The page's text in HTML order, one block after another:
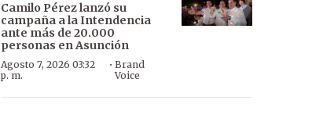
Camilo Pérez lanzó su
campaña a la Intendencia
ante más de 20.000
personas en Asunción
Agosto 7, 2026 03:32
p. m.
· Brand
Voice